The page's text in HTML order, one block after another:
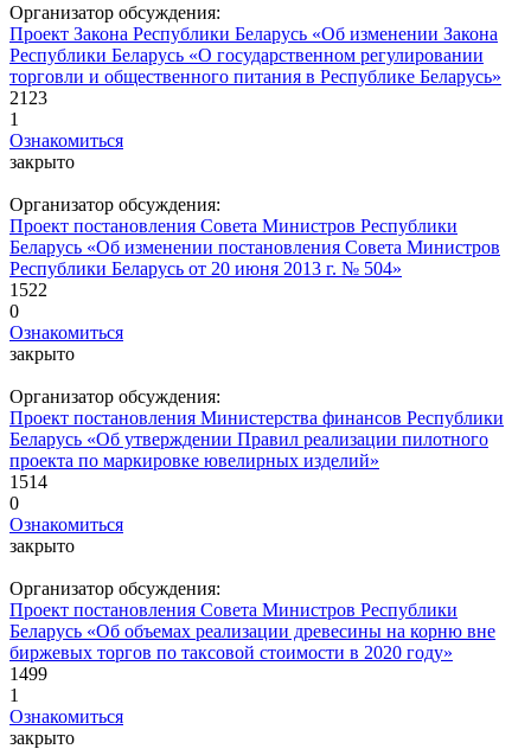
Организатор обсуждения:
Проект Закона Республики Беларусь «Об изменении Закона
Республики Беларусь «О государственном регулировании
торговли и общественного питания в Республике Беларусь»
2123
1
Ознакомиться
закрыто
Организатор обсуждения:
Проект постановления Совета Министров Республики
Беларусь «Об изменении постановления Совета Министров
Республики Беларусь от 20 июня 2013 г. № 504»
1522
0
Ознакомиться
закрыто
Организатор обсуждения:
Проект постановления Министерства финансов Республики
Беларусь «Об утверждении Правил реализации пилотного
проекта по маркировке ювелирных изделий»
1514
0
Ознакомиться
закрыто
Организатор обсуждения:
Проект постановления Совета Министров Республики
Беларусь «Об объемах реализации древесины на корню вне
биржевых торгов по таксовой стоимости в 2020 году»
1499
1
Ознакомиться
закрыто